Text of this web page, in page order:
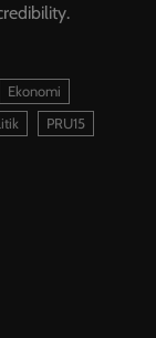
Ekonomi
PRU15